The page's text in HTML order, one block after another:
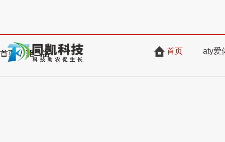
首页 aty爱
首页 / 驱鸟器